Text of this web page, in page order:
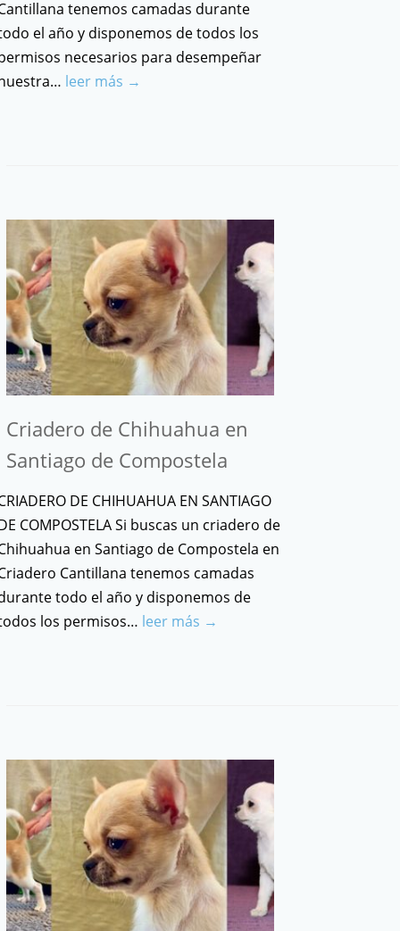
tenemos camadas durante
el año y disponemos de todos los
necesarios para desempeñar
leer más →
Criadero de Chihuahua en
Santiago de Compostela
DE CHIHUAHUA EN SANTIAGO
COMPOSTELA Si buscas un criadero de
en Santiago de Compostela en
Cantillana tenemos camadas
todo el año y disponemos de
los permisos… leer más →